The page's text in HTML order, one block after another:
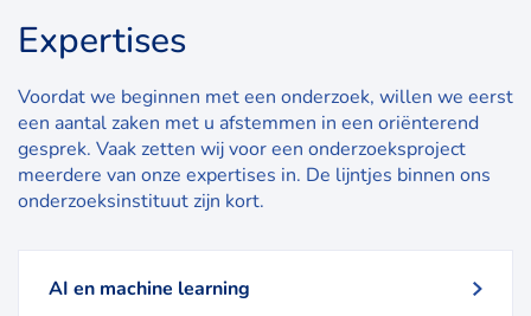
Expertises
Voordat we beginnen met een onderzoek, willen we eerst
een aantal zaken met u afstemmen in een oriënterend
gesprek. Vaak zetten wij voor een onderzoeksproject
meerdere van onze expertises in. De lijntjes binnen ons
onderzoeksinstituut zijn kort.
AI en machine learning